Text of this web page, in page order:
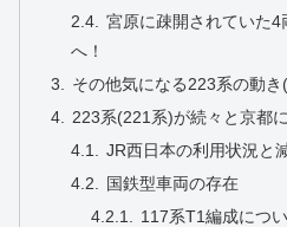
宮原に疎開されていた
へ！
その他気になる223系の動
223系(221系)が続々と京都
JR西日本の利用状況と
国鉄型車両の存在
117系T1編成につ